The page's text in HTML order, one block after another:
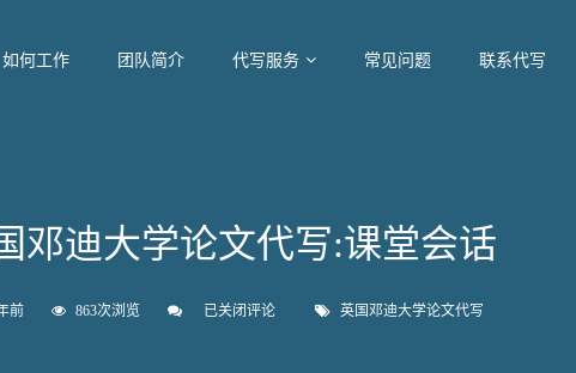
如何工作 团队简介 代写服务 常见问题 联系代写
邓迪大学论文代写:课堂会话
前 863次浏览
英
已关闭评论 英国邓迪大学论文代写